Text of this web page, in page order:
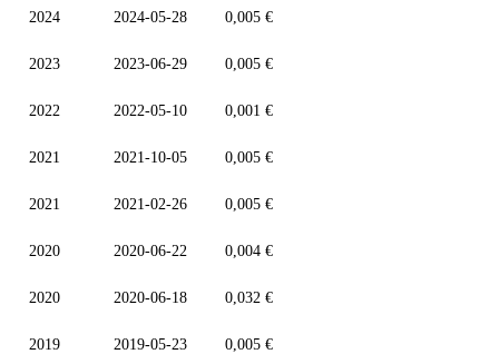
2024 2024-05-28 0,005 €
2023 2023-06-29 0,005 €
2022 2022-05-10 0,001 €
2021 2021-10-05 0,005 €
2021 2021-02-26 0,005 €
2020 2020-06-22 0,004 €
2020 2020-06-18 0,032 €
2019 2019-05-23 0,005 €